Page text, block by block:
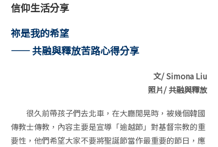
信仰生活分享
祢是我的希望
—— 共融與釋放苦路心得分享
文/ Simona Liu
照片/ 共融與釋放
很久前帶孩子們去北車，在大廳閒晃時，被幾個韓國
傳教士傳教，內容主要是宣導「逾越節」對基督宗教的重
要性，他們希望大家不要將聖誕節當作最重要的節日，應